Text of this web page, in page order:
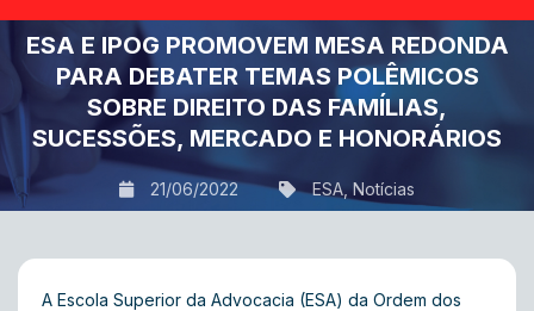
ESA E IPOG PROMOVEM MESA REDONDA
PARA DEBATER TEMAS POLÊMICOS
SOBRE DIREITO DAS FAMÍLIAS,
SUCESSÕES, MERCADO E HONORÁRIOS
21/06/2022 ESA Notícias
A Escola Superior da Advocacia (ESA) da Ordem dos